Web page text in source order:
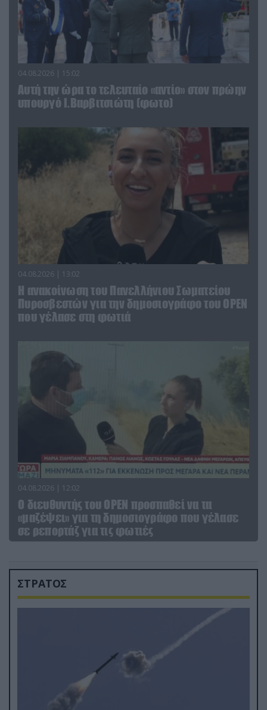
04.08.2026 | 15:02
Αυτή την ώρα το τελευταίο «αντίο» στον πρώην
υπουργό Ι.Βαρβιτσιώτη (φωτο)
04.08.2026 | 13:02
Η ανακοίνωση του Πανελλήνιου Σωματείου
Πυροσβεστών για την δημοσιογράφο του OPEN
που γέλασε στη φωτιά
04.08.2026 | 12:02
O διευθυντής του OPEN προσπαθεί να τα
«μαζέψει» για τη δημοσιογράφο που γέλασε
σε ρεπορτάζ για τις φωτιές
ΣΤΡΑΤΟΣ